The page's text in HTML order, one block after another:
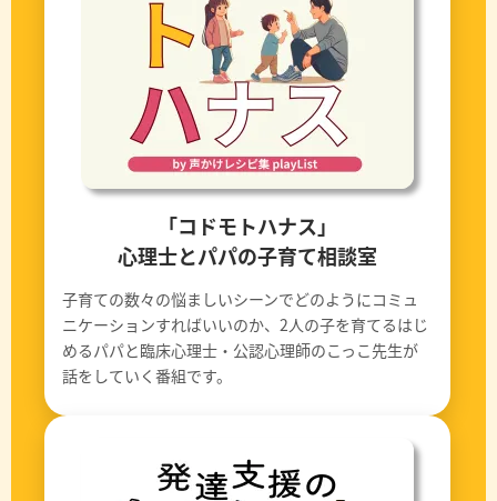
「コドモトハナス」
心理士とパパの子育て相談室
子育ての数々の悩ましいシーンでどのようにコミュ
ニケーションすればいいのか、2人の子を育てるはじ
めるパパと臨床心理士・公認心理師のこっこ先生が
話をしていく番組です。